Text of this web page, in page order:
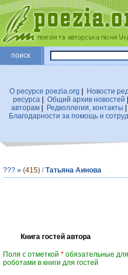
поиск
О ресурсе poezia.org
Новости
ресурса
Общий архив новостей
авторам| Редколлегия, контакты
Благодарности за помощь и
??? » (415) /Татьяна Аинова
Книга гостей автора
Поля с отметкой * обязательные
роботами в книги для гостей